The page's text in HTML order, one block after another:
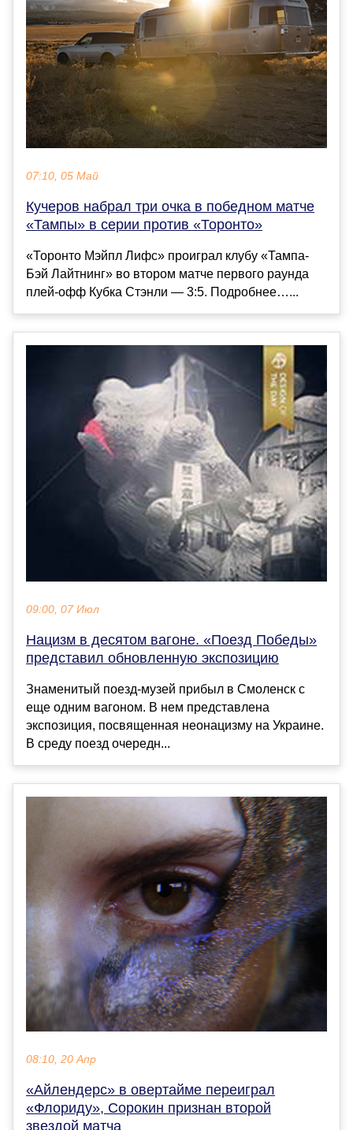
07:10, 05 Май
Кучеров набрал три очка в победном матче
«Тампы» в серии против «Торонто»
«Торонто Мэйпл Лифс» проиграл клубу «Тампа-
Бэй Лайтнинг» во втором матче первого раунда
плей-офф Кубка Стэнли — 3:5. Подробнее…...
09:00, 07 Июл
Нацизм в десятом вагоне. «Поезд Победы»
представил обновленную экспозицию
Знаменитый поезд-музей прибыл в Смоленск с
еще одним вагоном. В нем представлена
экспозиция, посвященная неонацизму на Украине.
В среду поезд очередн...
08:10, 20 Апр
«Айлендерс» в овертайме переиграл
«Флориду», Сорокин признан второй
звездой матча